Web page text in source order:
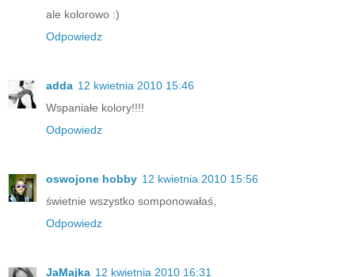
ale kolorowo :)
Odpowiedz
adda 12 kwietnia 2010 15:46
Wspaniałe kolory!!!!
Odpowiedz
oswojone hobby 12 kwietnia 2010 15:56
świetnie wszystko somponowałaś,
Odpowiedz
JaMajka 12 kwietnia 2010 16:31